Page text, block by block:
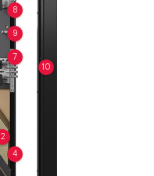
2
4
7
8
9
10